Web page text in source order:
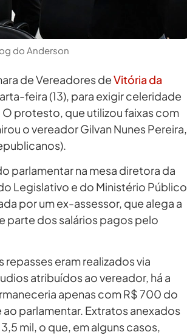
do Anderson
de Vereadores deVitória da
feira (13), para exigir celeridade
protesto, que utilizou faixas com
o vereador Gilvan Nunes Pereira,
parlamentar na mesa diretora da
Legislativo e do Ministério Público
por um ex-assessor, que alega a
parte dos salários pagos pelo
eram realizados via
atribuídos ao vereador, há a
apenas com R$ 700 do
parlamentar. Extratos anexados
mil, o que, em alguns casos,